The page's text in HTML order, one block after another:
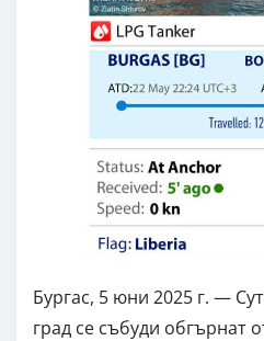
Бургас, 5 юни 2025 г. —
град се събуди обгърнат